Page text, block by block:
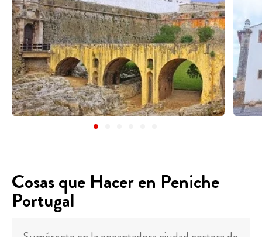
Cosas que Hacer en Peniche
Portugal